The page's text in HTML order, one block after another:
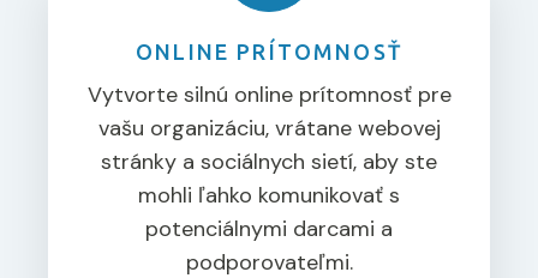
ONLINE PRÍTOMNOSŤ
Vytvorte silnú online prítomnosť pre
vašu organizáciu, vrátane webovej
stránky a sociálnych sietí, aby ste
mohli ľahko komunikovať s
potenciálnymi darcami a
podporovateľmi.